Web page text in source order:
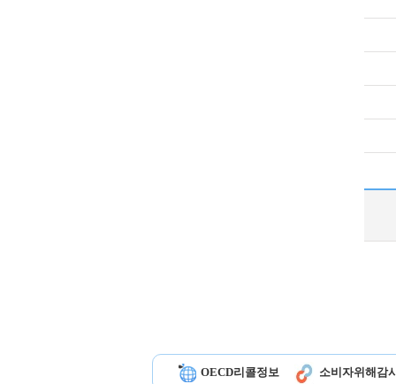
OECD리콜정보 소비자위해감